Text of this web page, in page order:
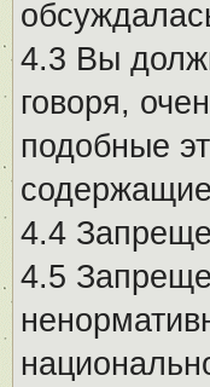
4.3 Вы
говоря,
подобные
4.4
4.5